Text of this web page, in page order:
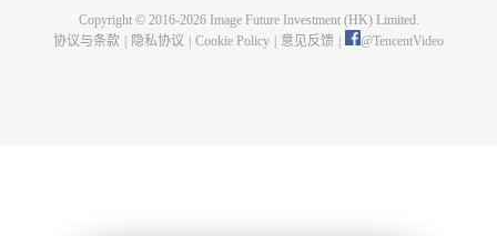
Copyright © 2016-2026Image Future Investment (HK) Limited.
协议与条款
隐私协议 Cookie Policy 意见反馈 @TencentVideo